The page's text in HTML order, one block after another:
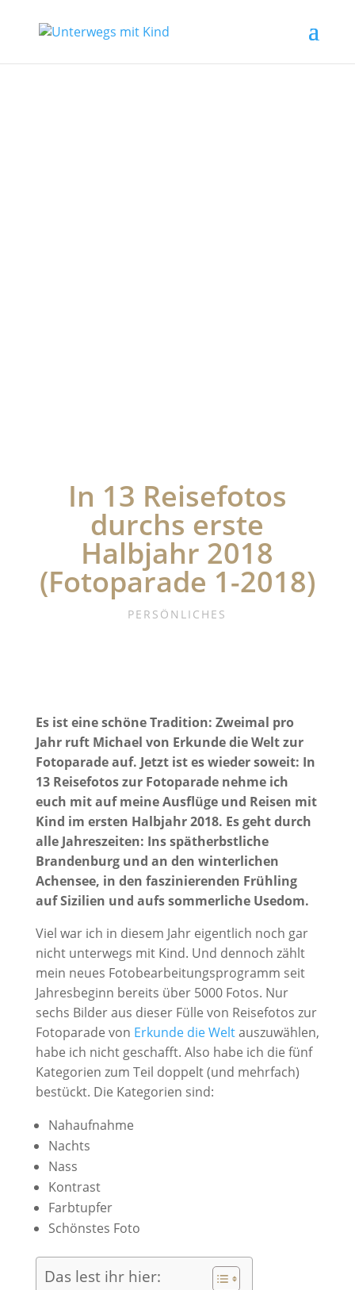
In 13 Reisefotos
durchs erste
Halbjahr 2018
(Fotoparade 1-2018)
PERSÖNLICHES
Es ist eine schöne Tradition: Zweimal pro
Jahr ruft Michael von Erkunde die Welt zur
Fotoparade auf. Jetzt ist es wieder soweit: In
13 Reisefotos zur Fotoparade nehme ich
euch mit auf meine Ausflüge und Reisen mit
Kind im ersten Halbjahr 2018. Es geht durch
alle Jahreszeiten: Ins spätherbstliche
Brandenburg und an den winterlichen
Achensee, in den faszinierenden Frühling
auf Sizilien und aufs sommerliche Usedom.
Viel war ich in diesem Jahr eigentlich noch gar
nicht unterwegs mit Kind. Und dennoch zählt
mein neues Fotobearbeitungsprogramm seit
Jahresbeginn bereits über 5000 Fotos. Nur
sechs Bilder aus dieser Fülle von Reisefotos zur
Fotoparade von Erkunde die Weltauszuwählen,
habe ich nicht geschafft. Also habe ich die fünf
Kategorien zum Teil doppelt (und mehrfach)
bestückt. Die Kategorien sind:
Nahaufnahme
Nachts
Nass
Kontrast
Farbtupfer
Schönstes Foto
Das lest ihr hier: